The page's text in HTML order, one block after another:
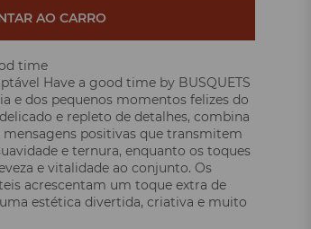
AO CARRO
time
Have a good time by BUSQUETS
e dos pequenos momentos felizes do
e repleto de detalhes, combina
mensagens positivas que transmitem
e ternura, enquanto os toques
e vitalidade ao conjunto. Os
acrescentam um toque extra de
estética divertida, criativa e muito